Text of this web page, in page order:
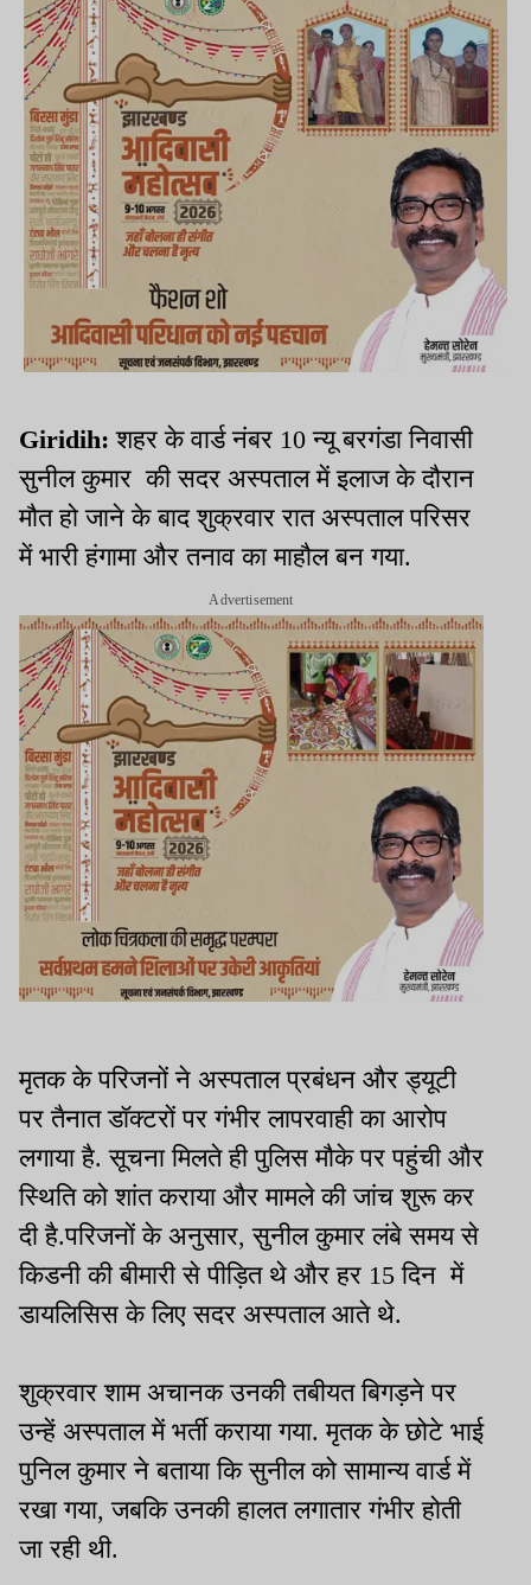
Giridih:शहर के वार्ड नंबर 10 न्यू बरगंडा निवासी
सुनील कुमार की सदर अस्पताल में इलाज के दौरान
मौत हो जाने के बाद शुक्रवार रात अस्पताल परिसर
में भारी हंगामा और तनाव का माहौल बन गया.
Advertisement
मृतक के परिजनों ने अस्पताल प्रबंधन और ड्यूटी
पर तैनात डॉक्टरों पर गंभीर लापरवाही का आरोप
लगाया है. सूचना मिलते ही पुलिस मौके पर पहुंची और
स्थिति को शांत कराया और मामले की जांच शुरू कर
दी है.परिजनों के अनुसार, सुनील कुमार लंबे समय से
किडनी की बीमारी से पीड़ित थे और हर 15 दिन में
डायलिसिस के लिए सदर अस्पताल आते थे.
शुक्रवार शाम अचानक उनकी तबीयत बिगड़ने पर
उन्हें अस्पताल में भर्ती कराया गया. मृतक के छोटे भाई
पुनिल कुमार ने बताया कि सुनील को सामान्य वार्ड में
रखा गया, जबकि उनकी हालत लगातार गंभीर होती
जा रही थी.